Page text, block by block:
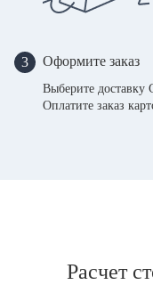
3 Оформите заказ
Выберите
Оплатите заказ
Расчет